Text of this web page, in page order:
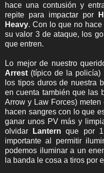
hace una contusión y
repite para impactar por
Heavy. Con lo que no
su valor 3 de ataque, los
que entren.
Lo mejor de nuestro
Arrest (típico de la policía)
los tipos duros de nuestra
en cuenta también que las
Arrow y Law Forces)
hacen sangres con lo que
ganar unos PV más y
olvidar
Lantern que por
importante al permitir
podemos iluminar a un
la banda le cosa a tiros por